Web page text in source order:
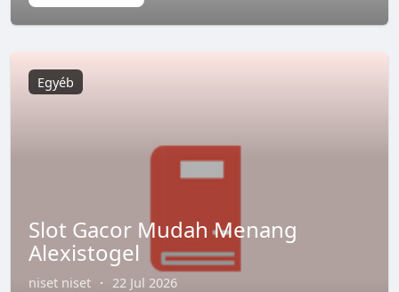
Egyéb
Slot Gacor Mudah Menang
Alexistogel
niset niset · 22 Jul 2026